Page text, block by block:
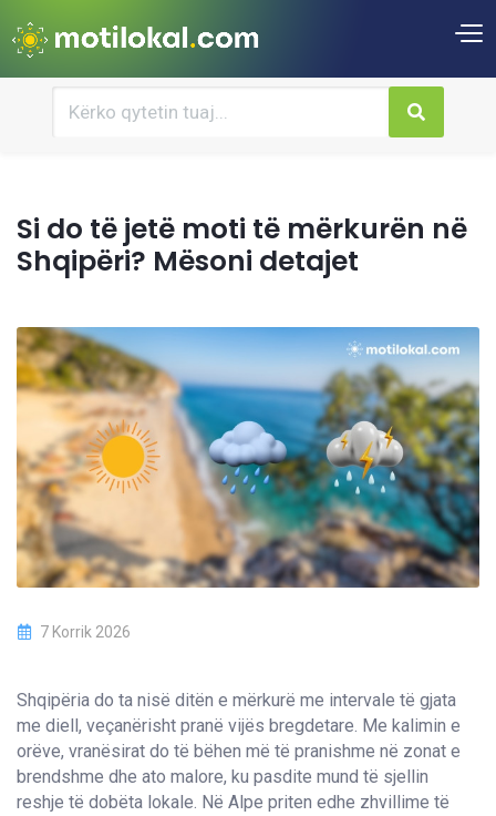
Si do të jetë moti të mërkurën në
Shqipëri? Mësoni detajet
7 Korrik 2026
Shqipëria do ta nisë ditën e mërkurë me intervale të gjata
me diell, veçanërisht pranë vijës bregdetare. Me kalimin e
orëve, vranësirat do të bëhen më të pranishme në zonat e
brendshme dhe ato malore, ku pasdite mund të sjellin
reshje të dobëta lokale. Në Alpe priten edhe zhvillime të